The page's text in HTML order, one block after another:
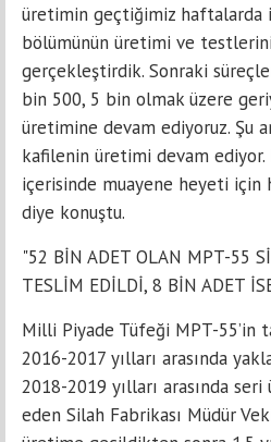
üretimin geçtiğimiz
bölümünün üretimi ve
gerçekleştirdik. Sonraki
bin 500, 5 bin olmak üzere
üretimine devam ediyoruz. Şu
kafilenin üretimi devam ediyor.
içerisinde muayene heyeti için
diye konuştu.
"52 BİN ADET OLAN MPT-55
TESLİM EDİLDİ, 8 BİN ADET
Milli Piyade Tüfeği MPT-55’in
2016-2017 yılları arasında
2018-2019 yılları arasında
eden Silah Fabrikası Müdür